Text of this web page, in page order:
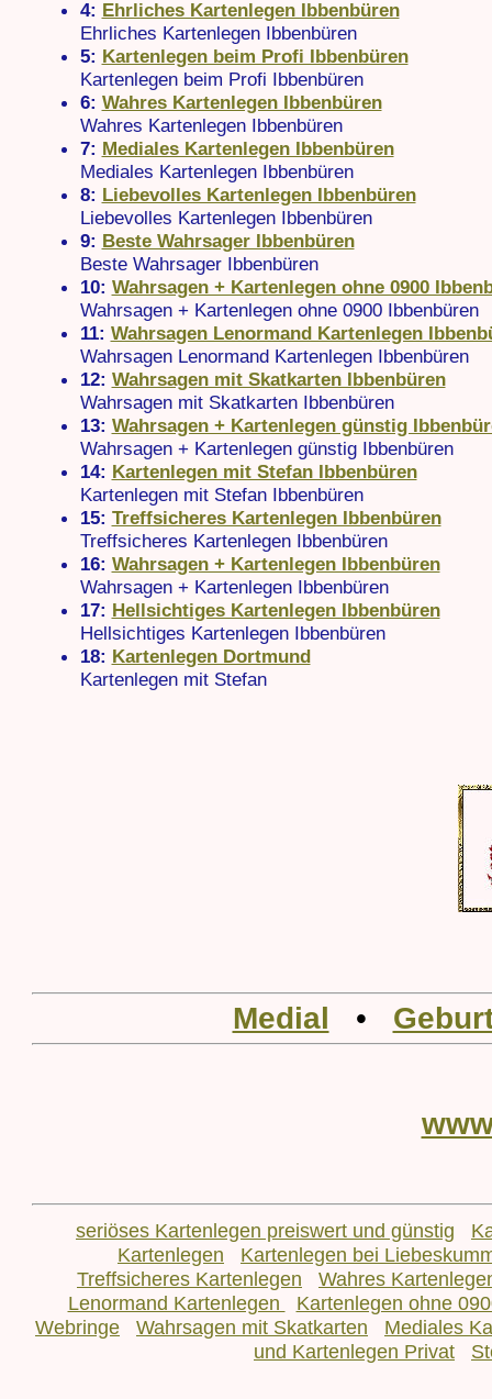
4: Ehrliches Kartenlegen Ibbenbüren
Ehrliches Kartenlegen Ibbenbüren
5: Kartenlegen beim Profi Ibbenbüren
Kartenlegen beim Profi Ibbenbüren
6: Wahres Kartenlegen Ibbenbüren
Wahres Kartenlegen Ibbenbüren
7: Mediales Kartenlegen Ibbenbüren
Mediales Kartenlegen Ibbenbüren
8: Liebevolles Kartenlegen Ibbenbüren
Liebevolles Kartenlegen Ibbenbüren
9: Beste Wahrsager Ibbenbüren
Beste Wahrsager Ibbenbüren
10: Wahrsagen + Kartenlegen ohne 0900
Wahrsagen + Kartenlegen ohne 0900 Ibbenbüren
11: Wahrsagen Lenormand Kartenlegen
Wahrsagen Lenormand Kartenlegen Ibbenbüren
12: Wahrsagen mit Skatkarten Ibbenbüren
Wahrsagen mit Skatkarten Ibbenbüren
13: Wahrsagen + Kartenlegen günstig
Wahrsagen + Kartenlegen günstig Ibbenbüren
14: Kartenlegen mit Stefan Ibbenbüren
Kartenlegen mit Stefan Ibbenbüren
15: Treffsicheres Kartenlegen Ibbenbüren
Treffsicheres Kartenlegen Ibbenbüren
16: Wahrsagen + Kartenlegen Ibbenbüren
Wahrsagen + Kartenlegen Ibbenbüren
17: Hellsichtiges Kartenlegen Ibbenbüren
Hellsichtiges Kartenlegen Ibbenbüren
18: Kartenlegen Dortmund
Kartenlegen mit Stefan
Medial •
seriöses Kartenlegen preiswert und günstig
Kartenlegen
Kartenlegen bei
Treffsicheres Kartenlegen
Wahres
Lenormand Kartenlegen
Kartenlegen ohne
Webringe
Wahrsagen mit Skatkarten
Mediales
und Kartenlegen Privat